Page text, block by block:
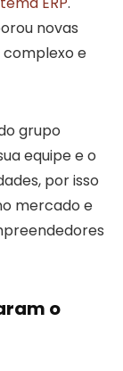
novas
e
grupo
equipe e o
por isso
mercado e
o